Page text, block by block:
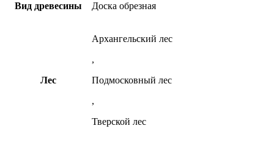
Вид древесины Доска обрезная
Лес
Архангельский лес
,
Подмосковный лес
,
Тверской лес